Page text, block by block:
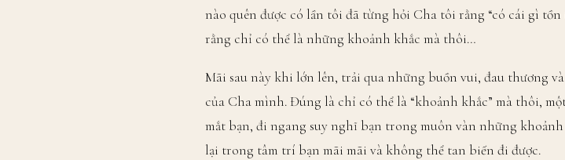
nào quên được có lần tôi đã từng hỏi Cha tôi rằng “có cái gì
rằng chỉ có thể là những khoảnh khắc mà thôi…
Mãi sau này khi lớn lên, trải qua những buồn vui, đau thương
của Cha mình. Đúng là chỉ có thể là “khoảnh khắc” mà thôi,
mắt bạn, đi ngang suy nghĩ bạn trong muôn vàn những
lại trong tâm trí bạn mãi mãi và không thể tan biến đi được.